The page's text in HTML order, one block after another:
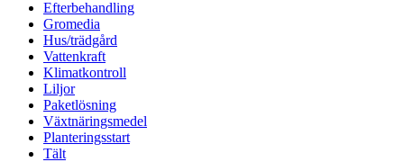
Efterbehandling
Gromedia
Hus/trädgård
Vattenkraft
Klimatkontroll
Liljor
Paketlösning
Växtnäringsmedel
Planteringsstart
Tält